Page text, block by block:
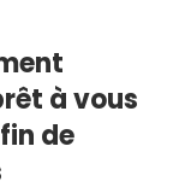
à vous
de